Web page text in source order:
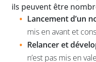
ils peuvent être
Lancement d’un
mis en avant et
Relancer et
n’est pas mis en